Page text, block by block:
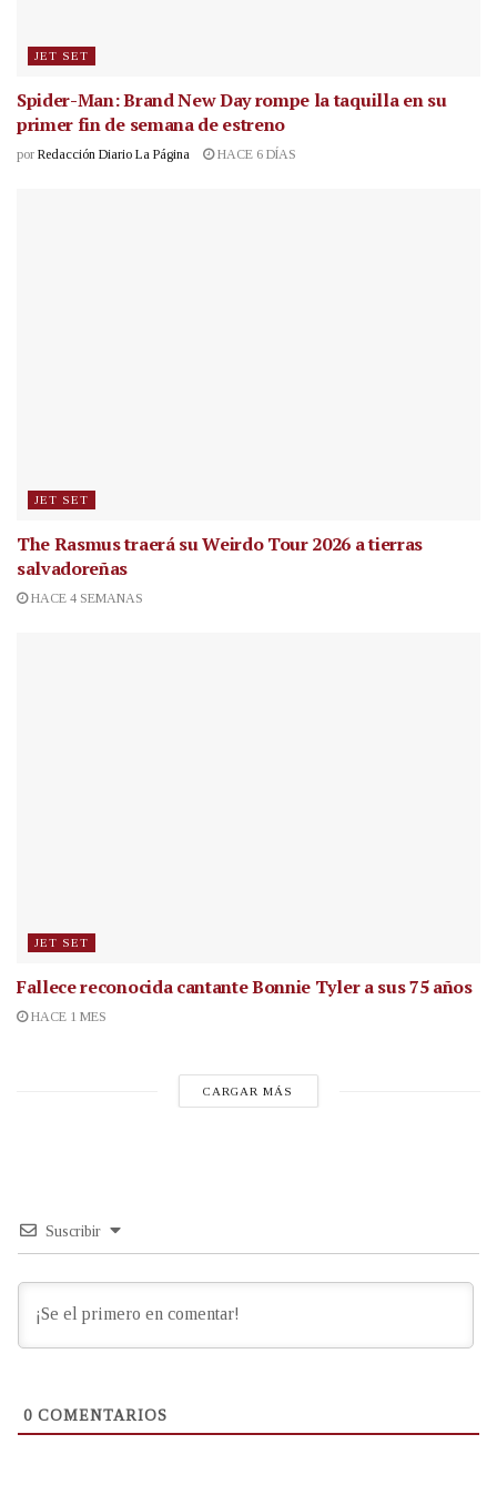
JET SET
Spider-Man: Brand New Day rompe la taquilla en su
primer fin de semana de estreno
por Redacción Diario La Página HACE 6 DÍAS
JET SET
The Rasmus traerá su Weirdo Tour 2026 a tierras
salvadoreñas
HACE 4 SEMANAS
JET SET
Fallece reconocida cantanteBonnie Tyler a sus 75 años
HACE 1 MES
CARGAR MÁS
Suscribir
0 COMENTARIOS